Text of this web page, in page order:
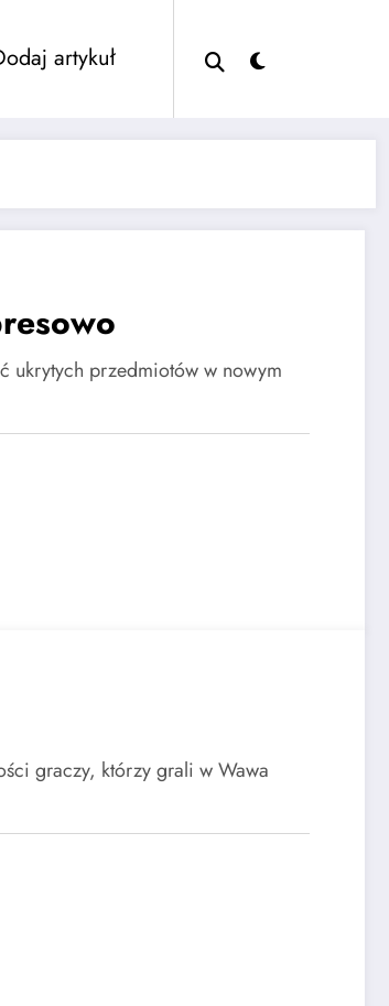
artykuł
ukrytych przedmiotów w nowym
graczy, którzy grali w Wawa